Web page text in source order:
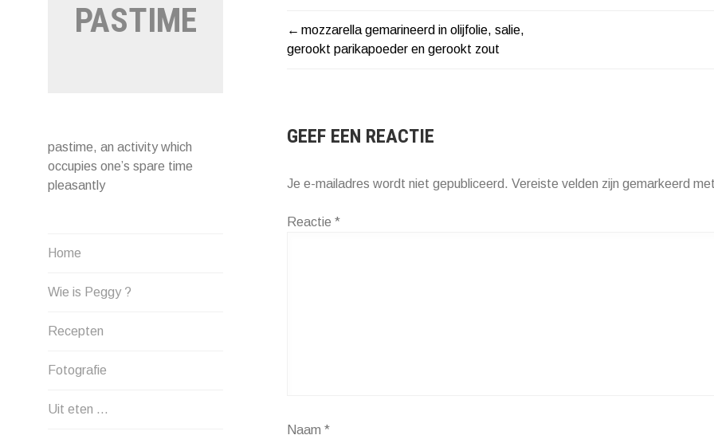
PASTIME
pastime, an activity which
occupies one’s spare time
pleasantly
Home
Wie is Peggy ?
Recepten
Fotografie
Uit eten …
BERICHT
mozzarella gemarineerd in olijfolie, salie,
gerookt parikapoeder en gerookt zout
GEEF EEN REACTIE
Je e-mailadres wordt niet gepubliceerd. Vereiste velden zijn gemarkeerd
Reactie *
Naam *